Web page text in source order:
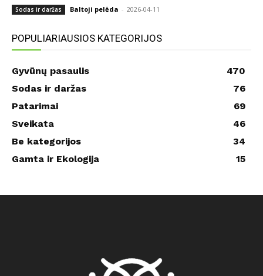
Sodas ir daržas Baltoji pelėda - 2026-04-11
POPULIARIAUSIOS KATEGORIJOS
Gyvūnų pasaulis
470
Sodas ir daržas
76
Patarimai
69
Sveikata
46
Be kategorijos
34
Gamta ir Ekologija
15